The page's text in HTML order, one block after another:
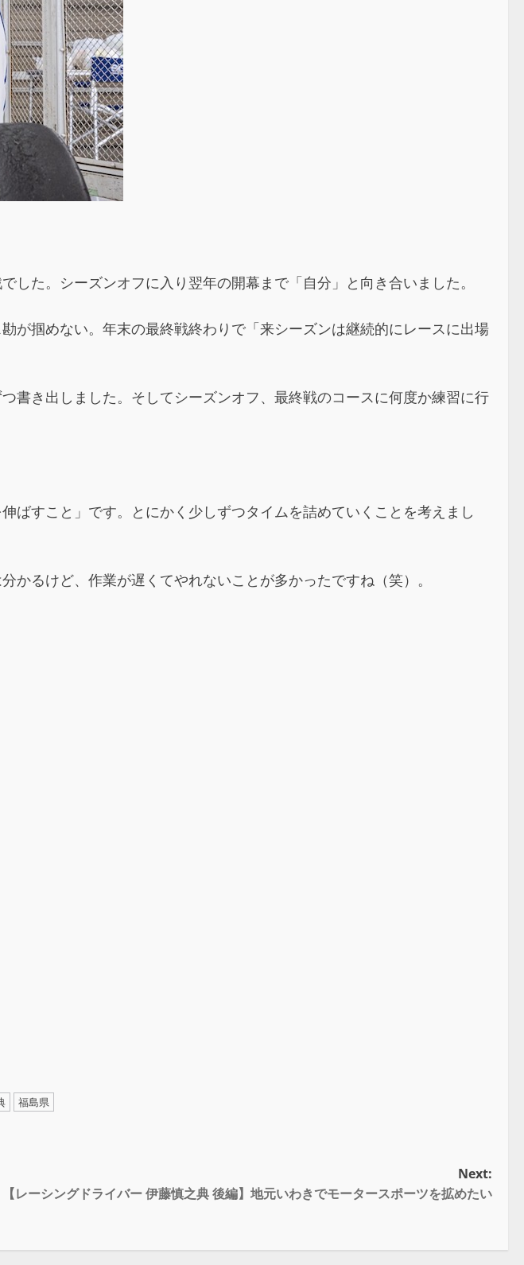
た。シーズンオフに入り翌年の開幕まで「自分」と向き合いました。
が掴めない。年末の最終戦終わりで「来シーズンは継続的にレースに出場
書き出しました。そしてシーズンオフ、最終戦のコースに何度か練習に行
ばすこと」です。とにかく少しずつタイムを詰めていくことを考えまし
るけど、作業が遅くてやれないことが多かったですね（笑）。
福島県
Next:
【レーシングドライバー 伊藤慎之典 後編】地元いわきでモータースポーツを拡めたい